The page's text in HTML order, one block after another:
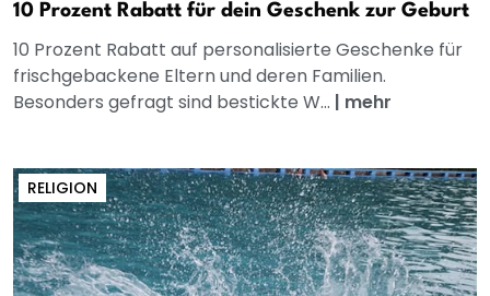
10 Prozent Rabatt für dein Geschenk zur Geburt
10 Prozent Rabatt auf personalisierte Geschenke für
frischgebackene Eltern und deren Familien.
Besonders gefragt sind bestickte W... | mehr
RELIGION